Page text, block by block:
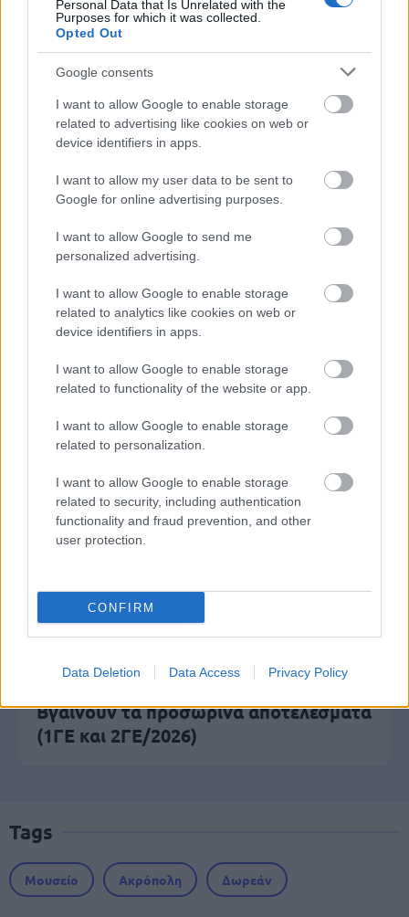
Personal Data that Is Unrelated with the
Purposes for which it was collected.
Opted Out
Google consents
I want to allow Google to enable storage
related to advertising like cookies on web or
device identifiers in apps.
I want to allow my user data to be sent to
Google for online advertising purposes.
I want to allow Google to send me
personalized advertising.
I want to allow Google to enable storage
related to analytics like cookies on web or
device identifiers in apps.
I want to allow Google to enable storage
related to functionality of the website or app.
I want to allow Google to enable storage
related to personalization.
I want to allow Google to enable storage
related to security, including authentication
functionality and fraud prevention, and other
user protection.
CONFIRM
Data Deletion Data Access Privacy Policy
Μάθε πρώτος όλες τις σημαντικές
ειδήσεις.
Βάλε το proson.gr στα αποτελέσματα
Δημοφιλείς Ειδήσεις
ΑΣΕΠ: Νέος γραπτός διαγωνισμός -
Μόνιμοι στο υπουργείο Εξωτερικών
Κατώτατος μισθός: Σενάριο για
αύξηση στα 1.000 ευρώ από το 2027
Δημόσιο - Στις 1.102 οι αιτήσεις
(στατιστικά)
ΑΣΕΠ - Προσλήψεις αναπληρωτών:
Βγαίνουν τα προσωρινά αποτελέσματα
(1ΓΕ και 2ΓΕ/2026)
Tags
Μουσείο Ακρόπολη Δωρεάν